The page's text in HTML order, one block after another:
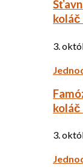
3.
koláč
3.